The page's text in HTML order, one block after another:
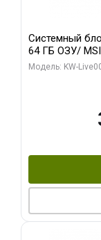
Системный
64 ГБ ОЗУ/ MSI
256bit 3xDP
Модель: KW-